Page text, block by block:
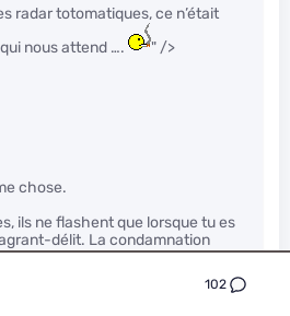
102
radar totomatiques, ce n’était
nous attend ….
" />
chose.
ils ne flashent que lorsque tu es
délit. La condamnation
que tu as commis l’infraction,
présomption de culpabilité,
nette de culpabilité, très rarement